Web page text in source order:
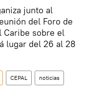
junto al
del Foro de
Caribe sobre el
lugar del 26 al 28
CEPAL noticias